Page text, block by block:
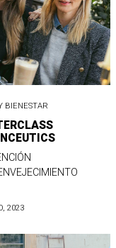
BIENESTAR
2023